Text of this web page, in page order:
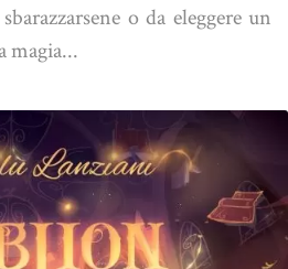
o da eleggere un
magia...